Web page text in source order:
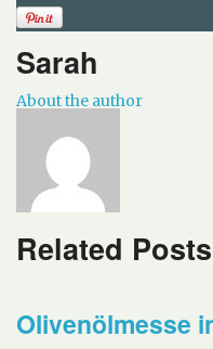
Sarah
About the author
Related Posts
Olivenölmesse